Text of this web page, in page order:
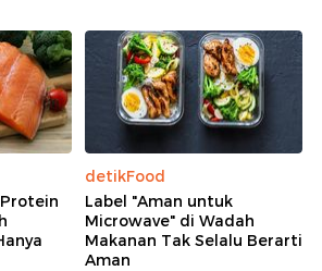
detikFood
Label "Aman untuk
Microwave" di Wadah
Makanan Tak Selalu Berarti
Aman